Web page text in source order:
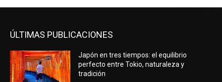
ÚLTIMAS PUBLICACIONES
Japón en tres tiempos: el equilibrio
perfecto entre Tokio, naturaleza y
tradición